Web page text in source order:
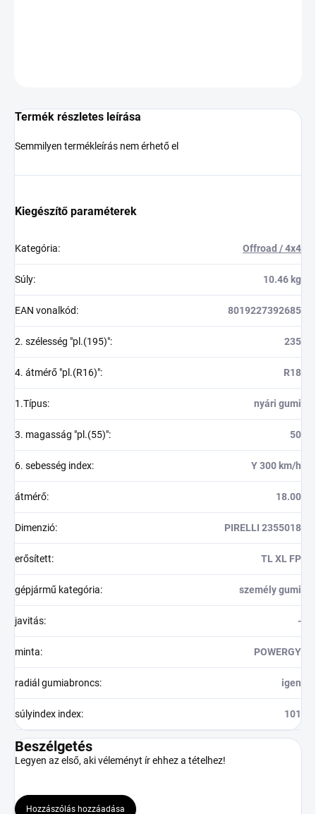
Termék részletes leírása
Semmilyen termékleírás nem érhető el
Kiegészítő paraméterek
Kategória: Offroad / 4x4
Súly: 10.46 kg
EAN vonalkód: 8019227392685
2. szélesség "pl.(195)": 235
4. átmérő "pl.(R16)": R18
1.Típus: nyári gumi
3. magasság "pl.(55)": 50
6. sebesség index: Y 300 km/h
átmérő: 18.00
Dimenzió: PIRELLI 2355018
erősített: TL XL FP
gépjármű kategória: személy gumi
javitás: -
minta: POWERGY
radiál gumiabroncs: igen
súlyindex index: 101
Beszélgetés
Legyen az első, aki véleményt ír ehhez a tételhez!
Hozzászólás hozzáadása